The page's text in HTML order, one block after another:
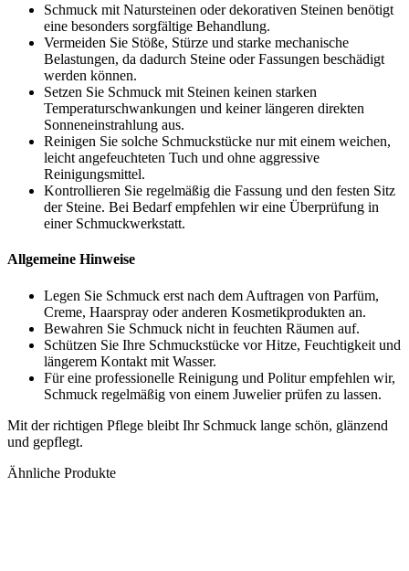
Schmuck mit Natursteinen oder dekorativen Steinen benötigt
eine besonders sorgfältige Behandlung.
Vermeiden Sie Stöße, Stürze und starke mechanische
Belastungen, da dadurch Steine oder Fassungen beschädigt
werden können.
Setzen Sie Schmuck mit Steinen keinen starken
Temperaturschwankungen und keiner längeren direkten
Sonneneinstrahlung aus.
Reinigen Sie solche Schmuckstücke nur mit einem weichen,
leicht angefeuchteten Tuch und ohne aggressive
Reinigungsmittel.
Kontrollieren Sie regelmäßig die Fassung und den festen Sitz
der Steine. Bei Bedarf empfehlen wir eine Überprüfung in
einer Schmuckwerkstatt.
Allgemeine Hinweise
Legen Sie Schmuck erst nach dem Auftragen von Parfüm,
Creme, Haarspray oder anderen Kosmetikprodukten an.
Bewahren Sie Schmuck nicht in feuchten Räumen auf.
Schützen Sie Ihre Schmuckstücke vor Hitze, Feuchtigkeit und
längerem Kontakt mit Wasser.
Für eine professionelle Reinigung und Politur empfehlen wir,
Schmuck regelmäßig von einem Juwelier prüfen zu lassen.
Mit der richtigen Pflege bleibt Ihr Schmuck lange schön, glänzend
und gepflegt.
Ähnliche Produkte